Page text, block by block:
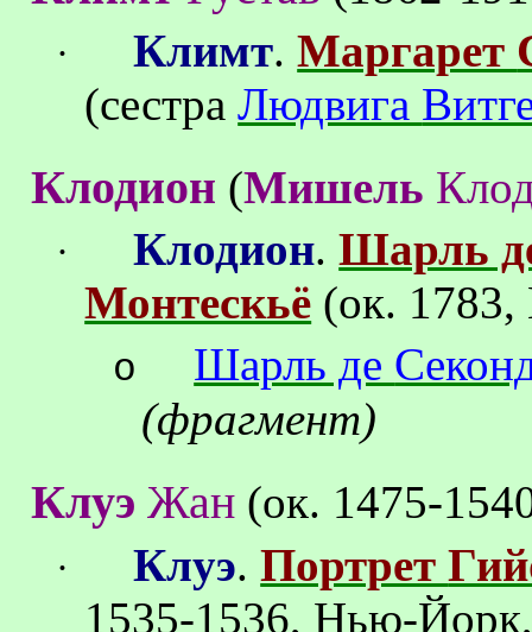
· Климт.Маргарет
(сестраЛюдвига
Клодион (Мишель
· Клодион.Шарль
Монтескьё (ок. 1783,
o Шарль де
(фрагмент)
Клуэ Жан (ок. 1475-
· Клуэ.Портрет
1535-1536, Нью-